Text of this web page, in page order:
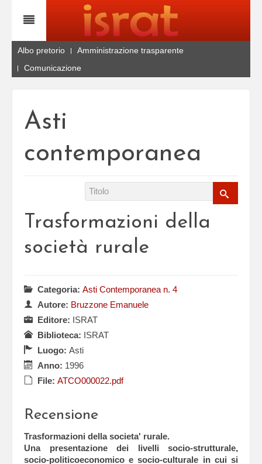
Albo pretorio
Amministrazione trasparente
Comunicazione
Asti
contemporanea
Trasformazioni della
società rurale
Categoria: Asti Contemporanea n. 4
Autore: Bruzzone Emanuele
Editore: ISRAT
Biblioteca: ISRAT
Luogo: Asti
Anno: 1996
File: ATCO000022.pdf
Recensione
Trasformazioni della societa' rurale.
Una presentazione dei livelli socio-strutturale,
socio-politicoeconomico e socio-culturale in cui si